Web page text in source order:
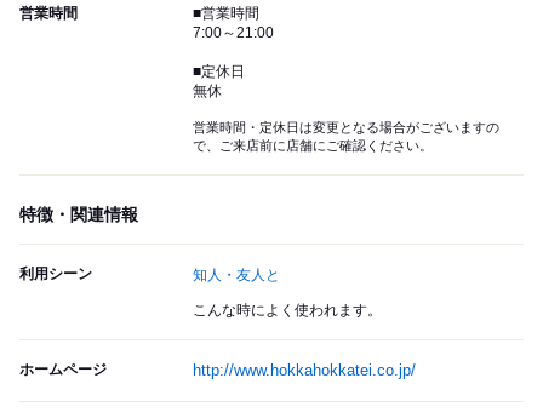
営業時間
■営業時間
7:00～21:00
■定休日
無休
営業時間・定休日は変更となる場合がございますの
で、ご来店前に店舗にご確認ください。
特徴・関連情報
利用シーン 知人・友人と
こんな時によく使われます。
ホームページ http://www.hokkahokkatei.co.jp/